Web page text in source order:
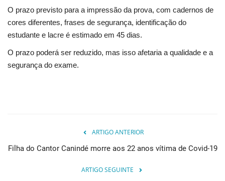
O prazo previsto para a impressão da prova, com cadernos de
cores diferentes, frases de segurança, identificação do
estudante e lacre é estimado em 45 dias.
O prazo poderá ser reduzido, mas isso afetaria a qualidade e a
segurança do exame.
ARTIGO ANTERIOR
Filha do Cantor Canindé morre aos 22 anos vítima de Covid-19
ARTIGO SEGUINTE